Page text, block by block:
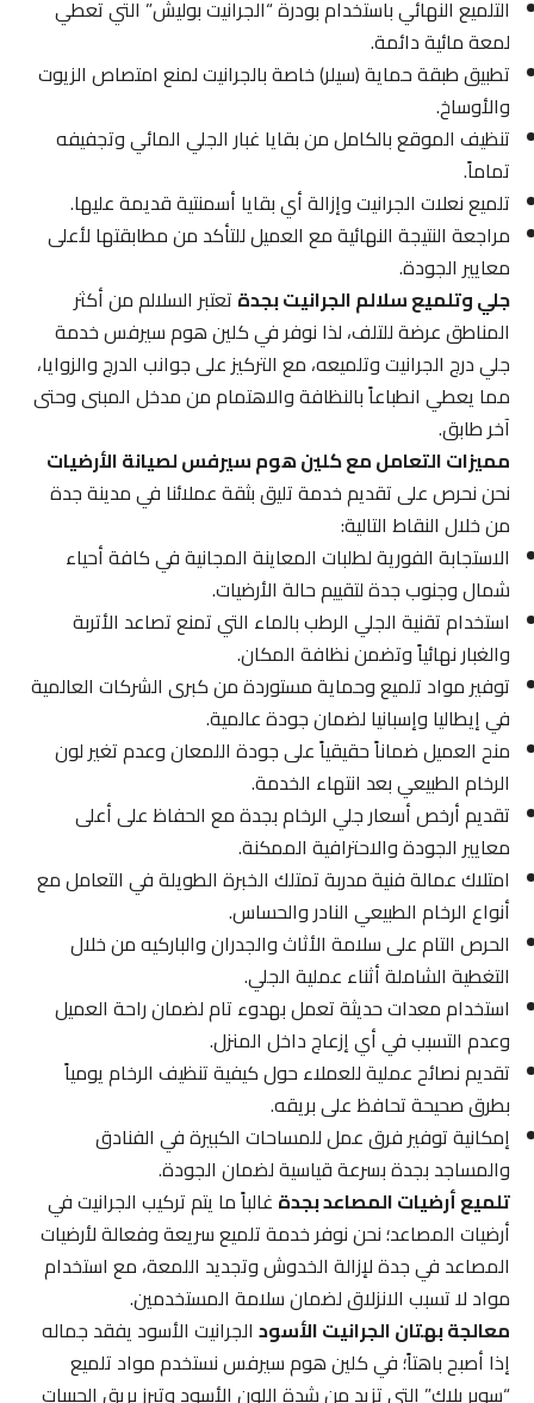
التلميع النهائي باستخدام بودرة “الجرانيت بوليش” التي تعطي
لمعة مائية دائمة.
تطبيق طبقة حماية (سيلر) خاصة بالجرانيت لمنع امتصاص الزيوت
والأوساخ.
تنظيف الموقع بالكامل من بقايا غبار الجلي المائي وتجفيفه
تماماً.
تلميع نعلات الجرانيت وإزالة أي بقايا أسمنتية قديمة عليها.
مراجعة النتيجة النهائية مع العميل للتأكد من مطابقتها لأعلى
معايير الجودة.
جلي وتلميع سلالم الجرانيت بجدةتعتبر السلالم من أكثر
المناطق عرضة للتلف، لذا نوفر في كلين هوم سيرفس خدمة
جلي درج الجرانيت وتلميعه، مع التركيز على جوانب الدرج والزوايا،
مما يعطي انطباعاً بالنظافة والاهتمام من مدخل المبنى وحتى
آخر طابق.
مميزات التعامل مع كلين هوم سيرفس لصيانة الأرضيات
نحن نحرص على تقديم خدمة تليق بثقة عملائنا في مدينة جدة
من خلال النقاط التالية:
الاستجابة الفورية لطلبات المعاينة المجانية في كافة أحياء
شمال وجنوب جدة لتقييم حالة الأرضيات.
استخدام تقنية الجلي الرطب بالماء التي تمنع تصاعد الأتربة
والغبار نهائياً وتضمن نظافة المكان.
توفير مواد تلميع وحماية مستوردة من كبرى الشركات العالمية
في إيطاليا وإسبانيا لضمان جودة عالمية.
منح العميل ضماناً حقيقياً على جودة اللمعان وعدم تغير لون
الرخام الطبيعي بعد انتهاء الخدمة.
تقديم أرخص أسعار جلي الرخام بجدة مع الحفاظ على أعلى
معايير الجودة والاحترافية الممكنة.
امتلاك عمالة فنية مدربة تمتلك الخبرة الطويلة في التعامل مع
أنواع الرخام الطبيعي النادر والحساس.
الحرص التام على سلامة الأثاث والجدران والباركيه من خلال
التغطية الشاملة أثناء عملية الجلي.
استخدام معدات حديثة تعمل بهدوء تام لضمان راحة العميل
وعدم التسبب في أي إزعاج داخل المنزل.
تقديم نصائح عملية للعملاء حول كيفية تنظيف الرخام يومياً
بطرق صحيحة تحافظ على بريقه.
إمكانية توفير فرق عمل للمساحات الكبيرة في الفنادق
والمساجد بجدة بسرعة قياسية لضمان الجودة.
تلميع أرضيات المصاعد بجدةغالباً ما يتم تركيب الجرانيت في
أرضيات المصاعد؛ نحن نوفر خدمة تلميع سريعة وفعالة لأرضيات
المصاعد في جدة لإزالة الخدوش وتجديد اللمعة، مع استخدام
مواد لا تسبب الانزلاق لضمان سلامة المستخدمين.
معالجة بهتان الجرانيت الأسودالجرانيت الأسود يفقد جماله
إذا أصبح باهتاً؛ في كلين هوم سيرفس نستخدم مواد تلميع
“سوبر بلاك” التي تزيد من شدة اللون الأسود وتبرز بريق الحبيبات